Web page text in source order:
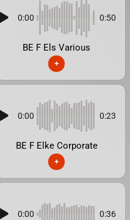
0:00 0:50
BE F Els Various
+
0:00 0:23
BE F Elke Corporate
+
0:00 0:36